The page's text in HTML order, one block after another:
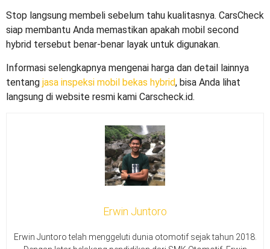
Stop langsung membeli sebelum tahu kualitasnya. CarsCheck
siap membantu Anda memastikan apakah mobil second
hybrid tersebut benar-benar layak untuk digunakan.
Informasi selengkapnya mengenai harga dan detail lainnya
tentang jasa inspeksi mobil bekas hybrid, bisa Anda lihat
langsung di website resmi kami Carscheck.id.
Erwin Juntoro
Erwin Juntoro telah menggeluti dunia otomotif sejak tahun 2018.